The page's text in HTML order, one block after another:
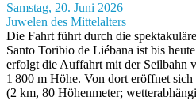
Samstag, 20. Juni 2026
Juwelen des Mittelalters
Die Fahrt führt durch die
Santo Toribio de Liébana ist bis
erfolgt die Auffahrt mit der Seilbahn
1 800 m Höhe. Von dort eröffnet
(2 km, 80 Höhenmeter;